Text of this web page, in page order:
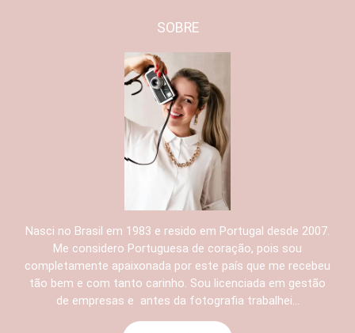
SOBRE
Nasci no Brasil em 1983 e resido em Portugal desde 2007.
Me considero Portuguesa de coração, pois sou
completamente apaixonada por este país que me recebeu
tão bem e com tanto carinho. Sou licenciada em gestão
de empresas e antes da fotografia trabalhei...